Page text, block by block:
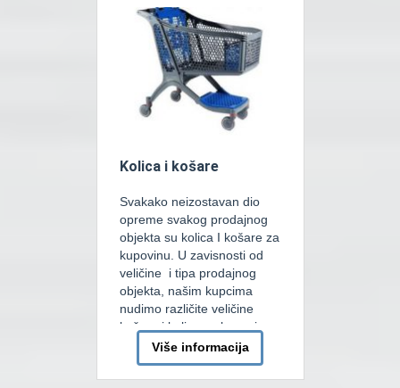
ili bez pokretne trake. Dalja
Kolica i košare
Svakako neizostavan dio
opreme svakog prodajnog
objekta su kolica I košare za
kupovinu. U zavisnosti od
veličine i tipa prodajnog
objekta, našim kupcima
nudimo različite veličine
košara i kolica za kupovinu
kako bismo obezbijedili što
veću udobnost potrošača u
prodajnim objektima.
Više informacija